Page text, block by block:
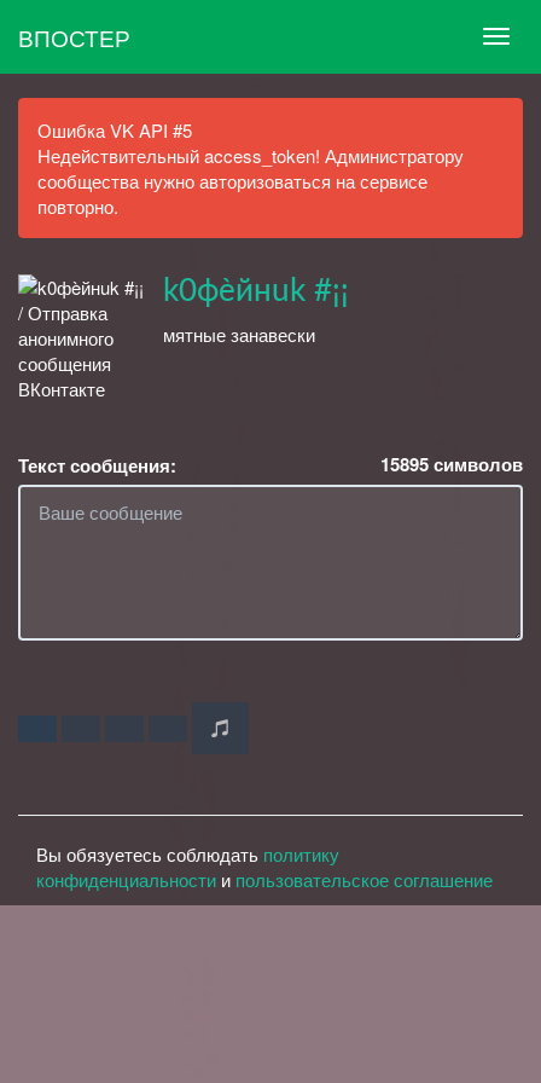
ВПОСТЕР
Ошибка VK API #5
Недействительный access_token! Администратору
сообщества нужно авторизоваться на сервисе
повторно.
k0фèйнuk #¡¡
мятные занавески
Текст сообщения: 15895символов
Вы обязуетесь соблюдать политику
конфиденциальности и пользовательское соглашение